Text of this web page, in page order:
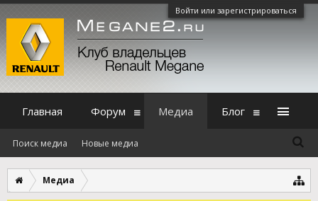
Войти или зарегистрироваться
Медиа
Главная Форум Медиа
Поиск медиа Новые медиа
Блог